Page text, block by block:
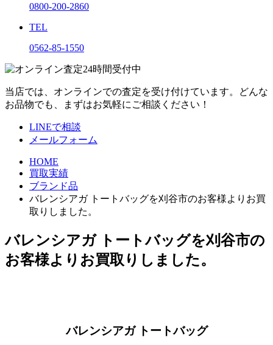
0800-200-2860
TEL
0562-85-1550
当店では、オンラインでの査定を受け付けています。どんな
お品物でも、まずはお気軽にご相談ください！
LINEで相談
メールフォーム
HOME
買取実績
ブランド品
バレンシアガ トートバッグを刈谷市のお客様よりお買
取りしました。
バレンシアガ トートバッグを刈谷市の
お客様よりお買取りしました。
バレンシアガ トートバッグ